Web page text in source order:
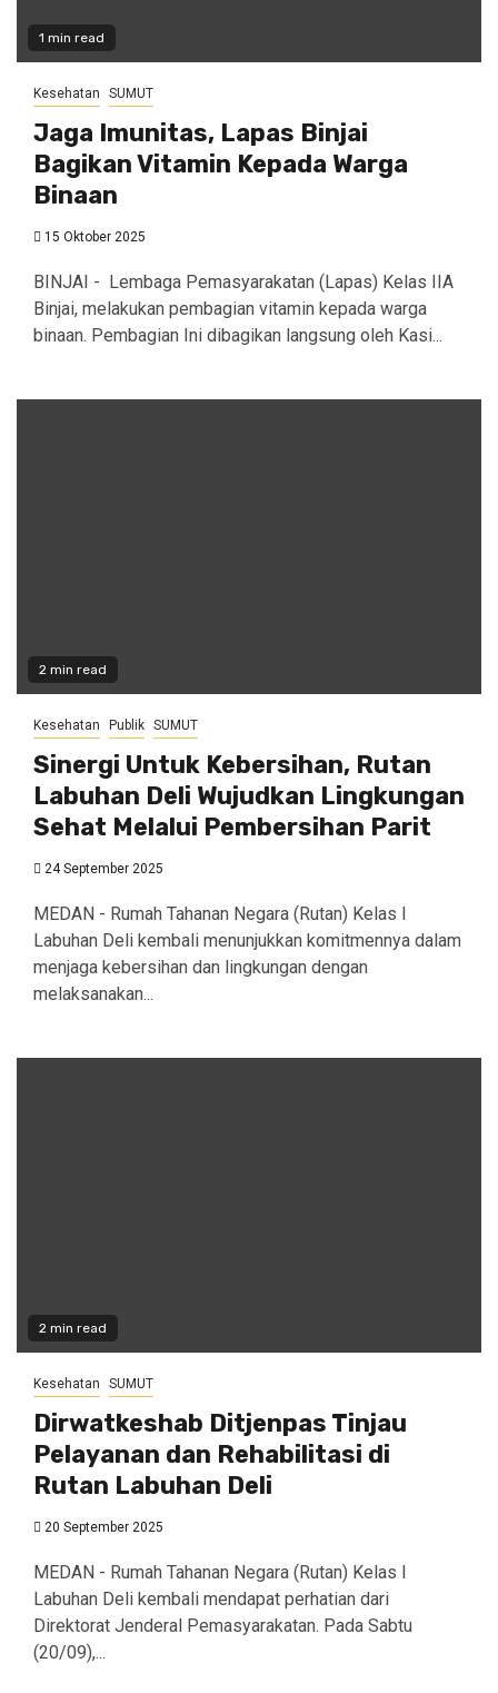
1 min read
Kesehatan SUMUT
Jaga Imunitas, Lapas Binjai
Bagikan Vitamin Kepada Warga
Binaan
15 Oktober 2025
BINJAI - Lembaga Pemasyarakatan (Lapas) Kelas IIA
Binjai, melakukan pembagian vitamin kepada warga
binaan. Pembagian Ini dibagikan langsung oleh Kasi...
2 min read
Kesehatan Publik SUMUT
Sinergi Untuk Kebersihan, Rutan
Labuhan Deli Wujudkan Lingkungan
Sehat Melalui Pembersihan Parit
24 September 2025
MEDAN - Rumah Tahanan Negara (Rutan) Kelas I
Labuhan Deli kembali menunjukkan komitmennya dalam
menjaga kebersihan dan lingkungan dengan
melaksanakan...
2 min read
Kesehatan SUMUT
Dirwatkeshab Ditjenpas Tinjau
Pelayanan dan Rehabilitasi di
Rutan Labuhan Deli
20 September 2025
MEDAN - Rumah Tahanan Negara (Rutan) Kelas I
Labuhan Deli kembali mendapat perhatian dari
Direktorat Jenderal Pemasyarakatan. Pada Sabtu
(20/09),...